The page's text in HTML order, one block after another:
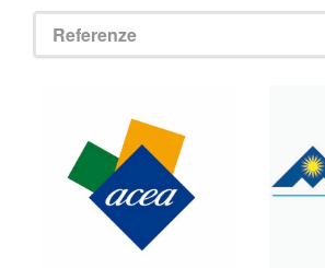
Referenze